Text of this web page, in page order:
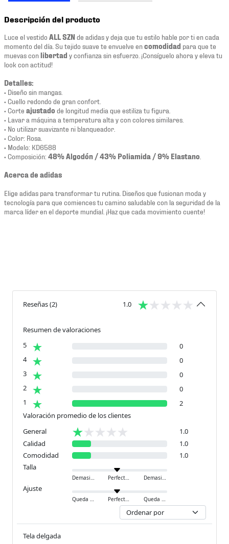
Descripción del producto
Luce el vestido ALL SZNde adidas y deja que tu estilo hable por ti en cada
momento del día. Su tejido suave te envuelve encomodidad para que te
muevas conlibertad y confianza sin esfuerzo. ¡Consíguelo ahora y eleva tu
look con actitud!
Detalles:
• Diseño sin mangas.
• Cuello redondo de gran confort.
• Corte ajustado de longitud media que estiliza tu figura.
• Lavar a máquina a temperatura alta y con colores similares.
• No utilizar suavizante ni blanqueador.
• Color: Rosa.
• Modelo: KD6588
• Composición: 48% Algodón / 43% Poliamida / 9% Elastano
Acerca de adidas
Elige adidas para transformar tu rutina. Diseños que fusionan moda y
tecnología para que comiences tu camino saludable con la seguridad de la
marca líder en el deporte mundial. ¡Haz que cada movimiento cuente!
Reseñas(2) 1.0
Resumen de valoraciones
5
0
4
0
3
0
2
0
1
2
Valoración promedio de los clientes
General
1.0
Calidad
1.0
Comodidad
1.0
Talla
Demasiado pequeño Perfecto Demasiado grande
Ajuste
Queda ajustado Perfecto Queda holgado
Tela delgada